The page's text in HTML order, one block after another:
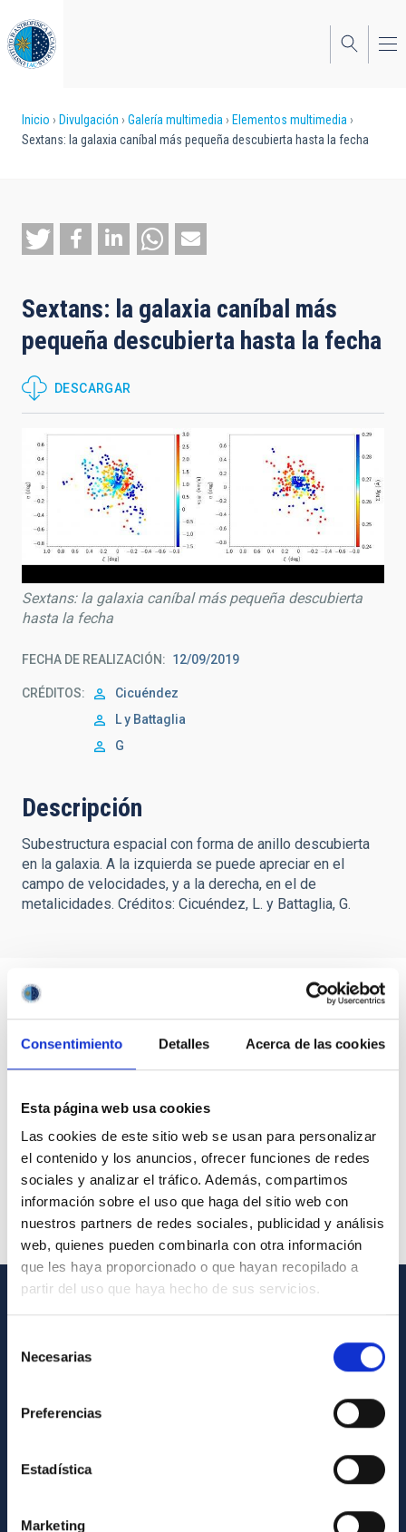
Consentimiento Detalles Acerca de las cookies
Esta página web usa cookies
Las cookies de este sitio web se usan para personalizar
el contenido y los anuncios, ofrecer funciones de redes
sociales y analizar el tráfico. Además, compartimos
información sobre el uso que haga del sitio web con
nuestros partners de redes sociales, publicidad y análisis
web, quienes pueden combinarla con otra información
que les haya proporcionado o que hayan recopilado a
partir del uso que haya hecho de sus servicios.
Necesarias
Preferencias
Estadística
Marketing
al
contenido
principal
Sobrescribir
enlaces
ayuda
a
navegación
Inicio Divulgación Galería multimedia
Elementos multimedia
Sextans: la galaxia caníbal más pequeña descubierta hasta la fecha
Sextans: la galaxia caníbal más
pequeña descubierta hasta la fecha
DESCARGAR
Sextans: la galaxia caníbal más pequeña descubierta
hasta la fecha
FECHA DE REALIZACIÓN 12/09/2019
CRÉDITOS
Cicuéndez
L y Battaglia
G
Descripción
Subestructura espacial con forma de anillo descubierta
en la galaxia. A la izquierda se puede apreciar en el
campo de velocidades, y a la derecha, en el de
metalicidades. Créditos: Cicuéndez, L. y Battaglia, G.
INFORMACIÓN GENERAL
Contacto
Directorio de personal
Registro general
INFORMACIÓN INSTITUCIONAL